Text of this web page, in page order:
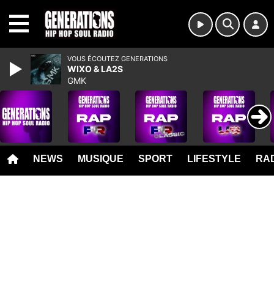
NEWS MUSIQUE SPORT LIFESTYLE
VOUS ÉCOUTEZ GENERATIONS
WIXO & LA2S
GMK